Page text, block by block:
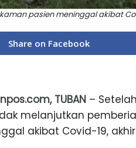
pasien meninggal akibat
Share on Facebook
TUBAN –
melanjutkan
akibat Covid-19,